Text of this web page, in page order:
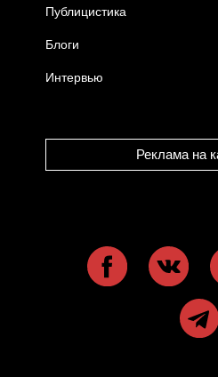
Публицистика
Блоги
Интервью
Реклама на